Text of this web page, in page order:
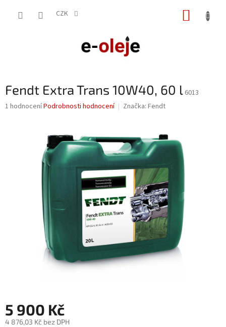
CZK
Fendt Extra Trans 10W40, 60 l 6013
Průměrné
1 hodnoceníPodrobnosti hodnocení Značka: Fendt
5 900 Kč
4 876,03 Kč bez DPH